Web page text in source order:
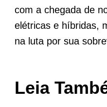
com a chegada de
elétricas e híbridas,
na luta por sua
Leia